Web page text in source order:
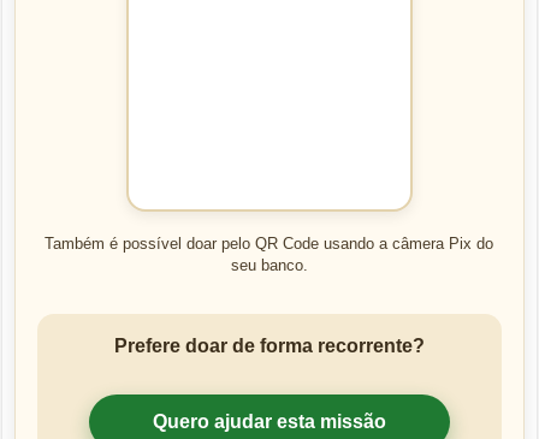
Também é possível doar pelo QR Code usando a câmera Pix do
seu banco.
Prefere doar de forma recorrente?
Quero ajudar esta missão